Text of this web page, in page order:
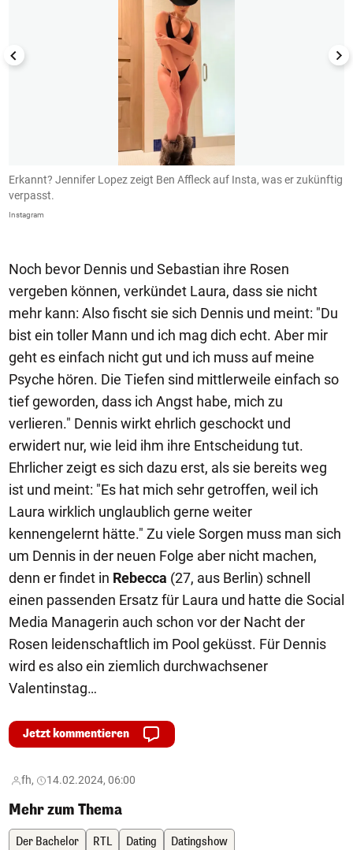
Erkannt? Jennifer Lopez zeigt Ben Affleck auf Insta, was er zukünftig
verpasst.
Instagram
Noch bevor Dennis und Sebastian ihre Rosen
vergeben können, verkündet Laura, dass sie nicht
mehr kann: Also fischt sie sich Dennis und meint: "Du
bist ein toller Mann und ich mag dich echt. Aber mir
geht es einfach nicht gut und ich muss auf meine
Psyche hören. Die Tiefen sind mittlerweile einfach so
tief geworden, dass ich Angst habe, mich zu
verlieren." Dennis wirkt ehrlich geschockt und
erwidert nur, wie leid ihm ihre Entscheidung tut.
Ehrlicher zeigt es sich dazu erst, als sie bereits weg
ist und meint: "Es hat mich sehr getroffen, weil ich
Laura wirklich unglaublich gerne weiter
kennengelernt hätte." Zu viele Sorgen muss man sich
um Dennis in der neuen Folge aber nicht machen,
denn er findet in Rebecca (27, aus Berlin) schnell
einen passenden Ersatz für Laura und hatte die Social
Media Managerin auch schon vor der Nacht der
Rosen leidenschaftlich im Pool geküsst. Für Dennis
wird es also ein ziemlich durchwachsener
Valentinstag…
Jetzt kommentieren
fh, 14.02.2024, 06:00
Mehr zum Thema
Der Bachelor RTL Dating Datingshow